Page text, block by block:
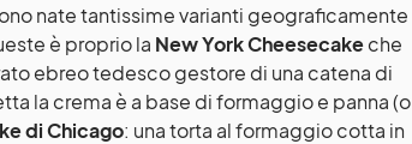
nate tantissime varianti geograficamente
è proprio la New York Cheesecakeche
ebreo tedesco gestore di una catena di
la crema è a base di formaggio e panna (o
di Chicago: una torta al formaggio cotta in